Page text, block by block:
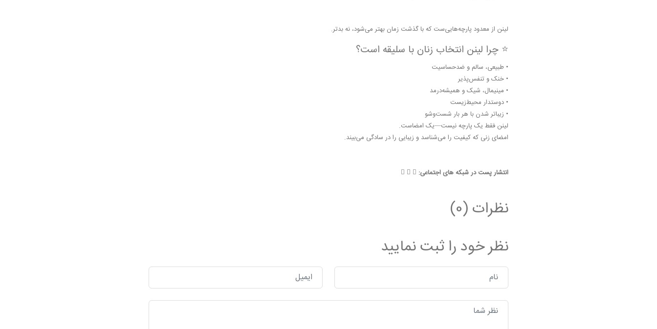
لینن از معدود پارچه‌هایی‌ست که با گذشت زمان بهتر می‌شود، نه بدتر.
⭐ چرا لینن انتخاب زنان با سلیقه است؟
• طبیعی، سالم و ضدحساسیت
• خنک و تنفس‌پذیر
• مینیمال، شیک و همیشه‌درمد
• دوستدار محیط‌زیست
• زیباتر شدن با هر بار شست‌وشو
لینن فقط یک پارچه نیست—یک امضاست.
امضای زنی که کیفیت را می‌شناسد و زیبایی را در سادگی می‌بیند.
انتشار پست در شبکه های اجتماعی:
نظرات (0)
نظر خود را ثبت نمایید